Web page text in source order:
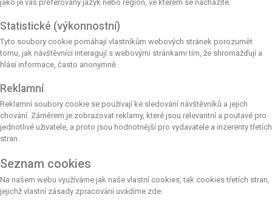
jako je váš preferovaný jazyk nebo region, ve kterém se nacházíte.
Statistické (výkonnostní)
Tyto soubory cookie pomáhají vlastníkům webových stránek porozumět
tomu, jak návštěvníci interagují s webovými stránkami tím, že shromažďují a
hlásí informace, často anonymně.
Reklamní
Reklamní soubory cookie se používají ke sledování návštěvníků a jejich
chování. Záměrem je zobrazovat reklamy, které jsou relevantní a poutavé pro
jednotlivé uživatele, a proto jsou hodnotnější pro vydavatele a inzerenty třetích
stran.
Seznam cookies
Na našem webu využíváme jak naše vlastní cookies, tak cookies třetích stran,
jejichž vlastní zásady zpracování uvádíme zde: